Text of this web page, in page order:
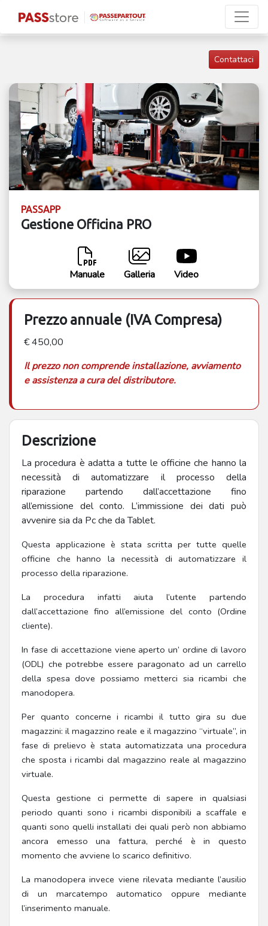
Contattaci
PASSAPP
Gestione Officina PRO
Manuale Galleria Video
Prezzo annuale (IVA Compresa)
€ 450,00
Il prezzo non comprende installazione, avviamento
e assistenza a cura del distributore.
Descrizione
La procedura è adatta a tutte le officine che hanno la
necessità di automatizzare il processo della
riparazione partendo dall’accettazione fino
all’emissione del conto. L’immissione dei dati può
avvenire sia da Pc che da Tablet.
Questa applicazione è stata scritta per tutte quelle
officine che hanno la necessità di automatizzare il
processo della riparazione.
La procedura infatti aiuta l’utente partendo
dall’accettazione fino all’emissione del conto (Ordine
cliente).
In fase di accettazione viene aperto un’ ordine di lavoro
(ODL) che potrebbe essere paragonato ad un carrello
della spesa dove possiamo metterci sia ricambi che
manodopera.
Per quanto concerne i ricambi il tutto gira su due
magazzini: il magazzino reale e il magazzino “virtuale”, in
fase di prelievo è stata automatizzata una procedura
che sposta i ricambi dal magazzino reale al magazzino
virtuale.
Questa gestione ci permette di sapere in qualsiasi
periodo quanti sono i ricambi disponibili a scaffale e
quanti sono quelli installati dei quali però non abbiamo
ancora emesso una fattura, perché è in questo
momento che avviene lo scarico definitivo.
La manodopera invece viene rilevata mediante l’ausilio
di un marcatempo automatico oppure mediante
l’inserimento manuale.